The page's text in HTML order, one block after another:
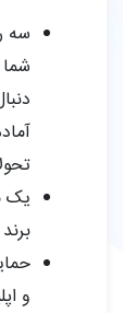
سه
برند ۱۱x۱۴ برای دیده شدن تمام روز.
و